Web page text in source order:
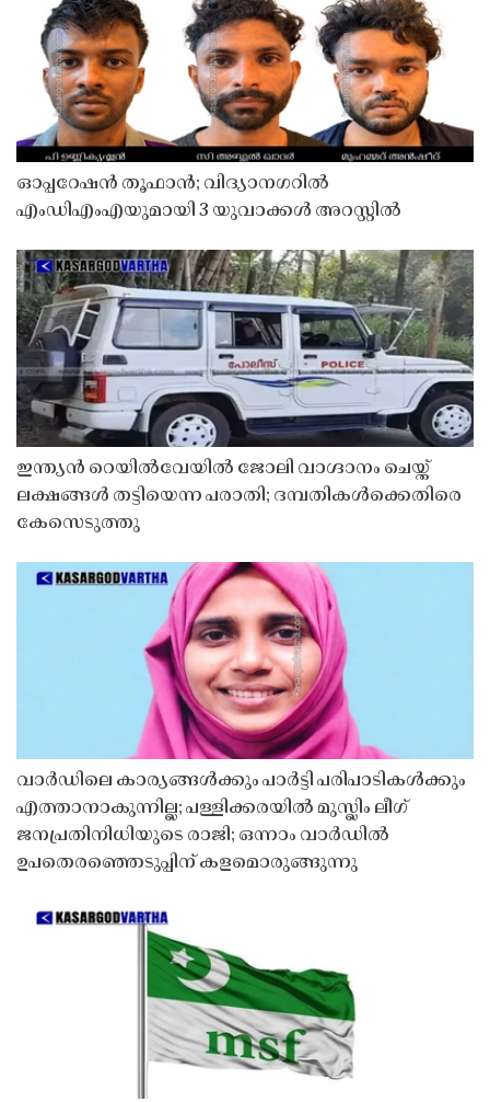
ഓപ്പറേഷൻ തൂഫാൻ; വിദ്യാനഗറിൽ
എംഡിഎംഎയുമായി 3 യുവാക്കൾ അറസ്റ്റിൽ
ഇന്ത്യൻ റെയിൽവേയിൽ ജോലി വാഗ്ദാനം ചെയ്ത്
ലക്ഷങ്ങൾ തട്ടിയെന്ന പരാതി; ദമ്പതികൾക്കെതിരെ
കേസെടുത്തു
വാർഡിലെ കാര്യങ്ങൾക്കും പാർട്ടി പരിപാടികൾക്കും
എത്താനാകുന്നില്ല; പള്ളിക്കരയിൽ മുസ്ലിം ലീഗ്
ജനപ്രതിനിധിയുടെ രാജി; ഒന്നാം വാർഡിൽ
ഉപതെരഞ്ഞെടുപ്പിന് കളമൊരുങ്ങുന്നു